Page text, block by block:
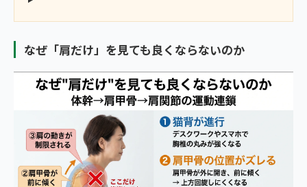
なぜ「肩だけ」を見ても良くならないのか